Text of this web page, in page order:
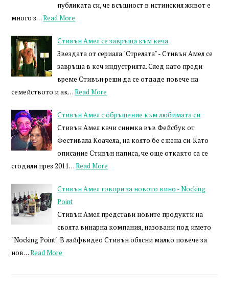
публиката си, че всъщност в истинския живот е
много з…Read More
Стивън Амел се завръща към кеча
Звездата от сериала "Стрелата" - Стивън Амел се
завръща в кеч индустрията. След като преди
време Стивън реши да се отдаде повече на
семейството и ак…Read More
Стивън Амел с обръщение към любимата си
Стивън Амел качи снимка във Фейсбук от
Фестивала Коачела, на която бе с жена си. Като
описание Стивън написа, че още откакто са се
сгодили през 2011…Read More
Стивън Амел говори за новото вино - Nocking
Point
Стивън Амел представи новите продукти на
своята винарна компания, назовани под името
"Nocking Point". В лайфвидео Стивън обясни малко повече за
нов…Read More